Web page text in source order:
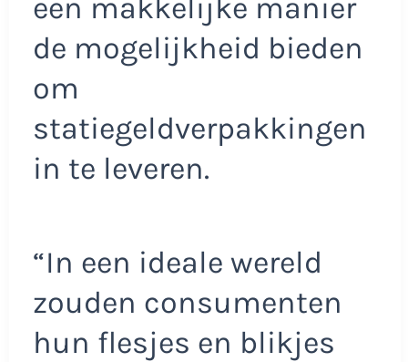
een makkelijke manier
de mogelijkheid bieden
om
statiegeldverpakkingen
in te leveren.
“In een ideale wereld
zouden consumenten
hun flesjes en blikjes